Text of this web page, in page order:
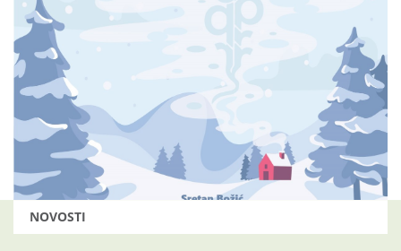
NOVOSTI